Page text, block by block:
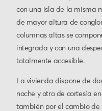
con una isla de la misma
de mayor altura de
columnas altas se
integrada y con una
totalmente accesible.
La vivienda dispone de
noche y otro de cortesía
también por el cambio de